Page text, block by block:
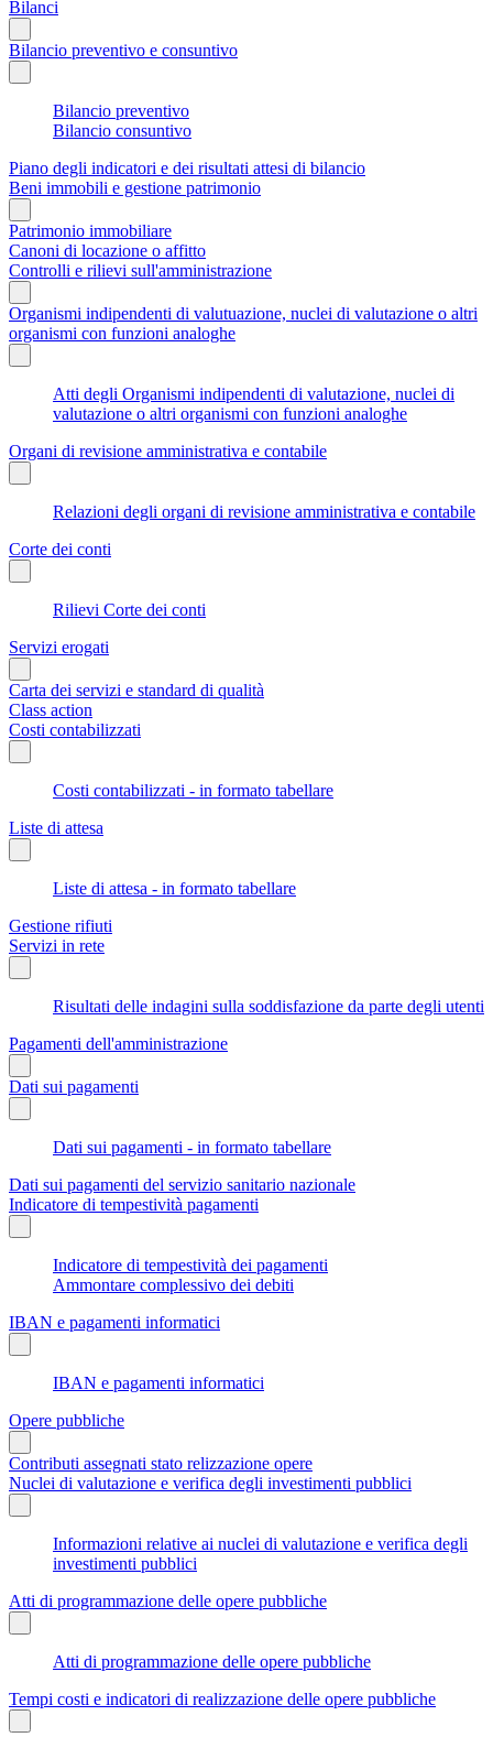
Bilanci
Bilancio preventivo e consuntivo
Bilancio preventivo
Bilancio consuntivo
Piano degli indicatori e dei risultati attesi di bilancio
Beni immobili e gestione patrimonio
Patrimonio immobiliare
Canoni di locazione o affitto
Controlli e rilievi sull'amministrazione
Organismi indipendenti di valutuazione, nuclei di valutazione o altri
organismi con funzioni analoghe
Atti degli Organismi indipendenti di valutazione, nuclei di
valutazione o altri organismi con funzioni analoghe
Organi di revisione amministrativa e contabile
Relazioni degli organi di revisione amministrativa e contabile
Corte dei conti
Rilievi Corte dei conti
Servizi erogati
Carta dei servizi e standard di qualità
Class action
Costi contabilizzati
Costi contabilizzati - in formato tabellare
Liste di attesa
Liste di attesa - in formato tabellare
Gestione rifiuti
Servizi in rete
Risultati delle indagini sulla soddisfazione da parte degli utenti
Pagamenti dell'amministrazione
Dati sui pagamenti
Dati sui pagamenti - in formato tabellare
Dati sui pagamenti del servizio sanitario nazionale
Indicatore di tempestività pagamenti
Indicatore di tempestività dei pagamenti
Ammontare complessivo dei debiti
IBAN e pagamenti informatici
IBAN e pagamenti informatici
Opere pubbliche
Contributi assegnati stato relizzazione opere
Nuclei di valutazione e verifica degli investimenti pubblici
Informazioni relative ai nuclei di valutazione e verifica degli
investimenti pubblici
Atti di programmazione delle opere pubbliche
Atti di programmazione delle opere pubbliche
Tempi costi e indicatori di realizzazione delle opere pubbliche